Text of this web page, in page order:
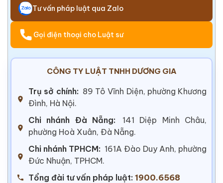
Tư vấn pháp luật qua Zalo
Gọi điện thoại cho Luật sư
CÔNG TY LUẬT TNHH DƯƠNG GIA
Trụ sở chính: 89 Tô Vĩnh Diện, phường Khương
Đình, Hà Nội.
Chi nhánh Đà Nẵng:
141 Diệp Minh Châu,
phường Hoà Xuân, Đà Nẵng.
Chi nhánh TPHCM: 161A Đào Duy Anh, phường
Đức Nhuận, TPHCM.
Tổng đài tư vấn pháp luật: 1900.6568